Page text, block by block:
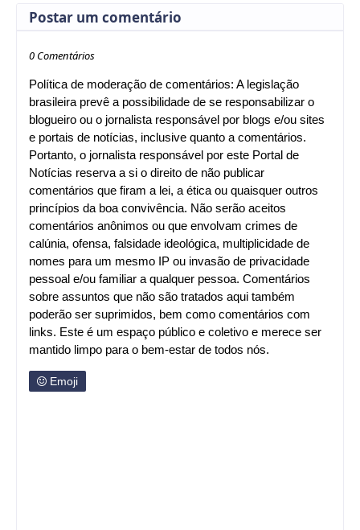
Postar um comentário
0 Comentários
Política de moderação de comentários: A legislação
brasileira prevê a possibilidade de se responsabilizar o
blogueiro ou o jornalista responsável por blogs e/ou sites
e portais de notícias, inclusive quanto a comentários.
Portanto, o jornalista responsável por este Portal de
Notícias reserva a si o direito de não publicar
comentários que firam a lei, a ética ou quaisquer outros
princípios da boa convivência. Não serão aceitos
comentários anônimos ou que envolvam crimes de
calúnia, ofensa, falsidade ideológica, multiplicidade de
nomes para um mesmo IP ou invasão de privacidade
pessoal e/ou familiar a qualquer pessoa. Comentários
sobre assuntos que não são tratados aqui também
poderão ser suprimidos, bem como comentários com
links. Este é um espaço público e coletivo e merece ser
mantido limpo para o bem-estar de todos nós.
Emoji